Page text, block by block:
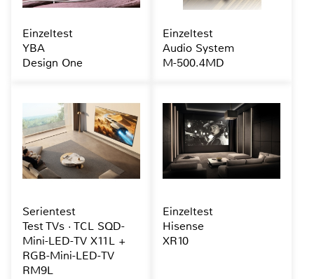
Einzeltest
YBA
Design One
Einzeltest
Audio System
M-500.4MD
Serientest
Test TVs · TCL SQD-
Mini-LED-TV X11L +
RGB-Mini-LED-TV
RM9L
Einzeltest
Hisense
XR10